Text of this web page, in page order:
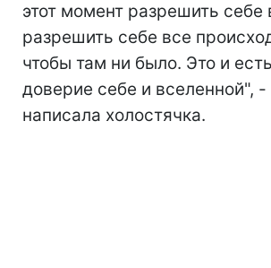
этот момент разрешить себе
разрешить себе все
чтобы там ни было. Это и есть
доверие себе и вселенной", -
написала холостячка.